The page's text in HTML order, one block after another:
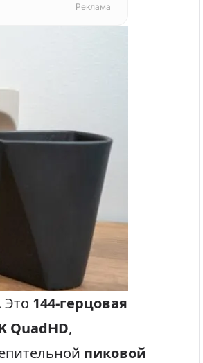
Реклама
Это 144-герцовая
QuadHD,
пиковой